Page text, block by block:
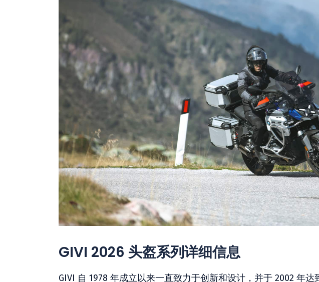
GIVI 2026 头盔系列详细信息
GIVI 自 1978 年成立以来一直致力于创新和设计，并于 2002 年